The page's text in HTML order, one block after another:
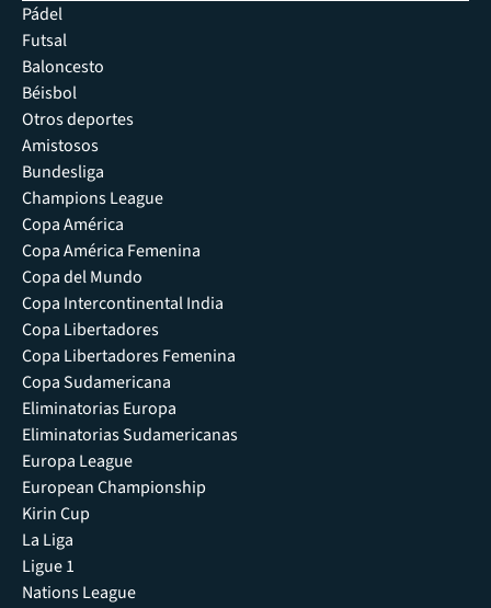
Pádel
Futsal
Baloncesto
Béisbol
Otros deportes
Amistosos
Bundesliga
Champions League
Copa América
Copa América Femenina
Copa del Mundo
Copa Intercontinental India
Copa Libertadores
Copa Libertadores Femenina
Copa Sudamericana
Eliminatorias Europa
Eliminatorias Sudamericanas
Europa League
European Championship
Kirin Cup
La Liga
Ligue 1
Nations League